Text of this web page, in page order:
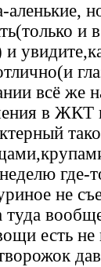
аленькие,
всё же
в ЖКТ
не
туда
есть не